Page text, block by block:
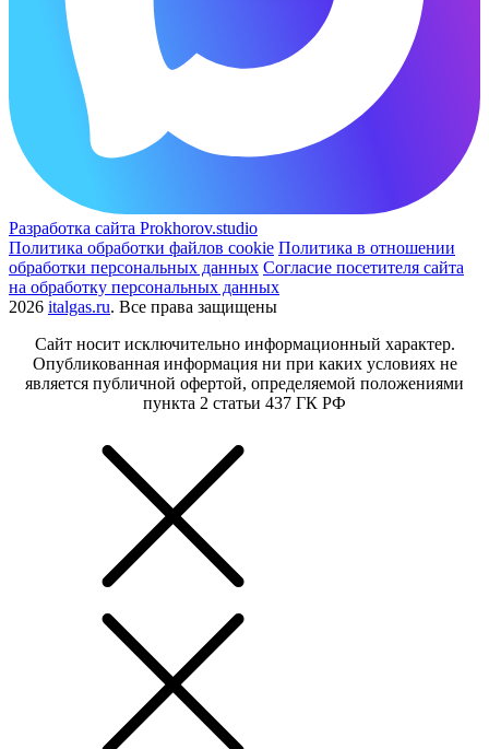
Разработка сайта Prokhorov.studio
Политика обработки файлов cookie Политика в отношении
обработки персональных данных Согласие посетителя сайта
на обработку персональных данных
2026 italgas.ru. Все права защищены
Сайт носит исключительно информационный характер.
Опубликованная информация ни при каких условиях не
является публичной офертой, определяемой положениями
пункта 2 статьи 437 ГК РФ